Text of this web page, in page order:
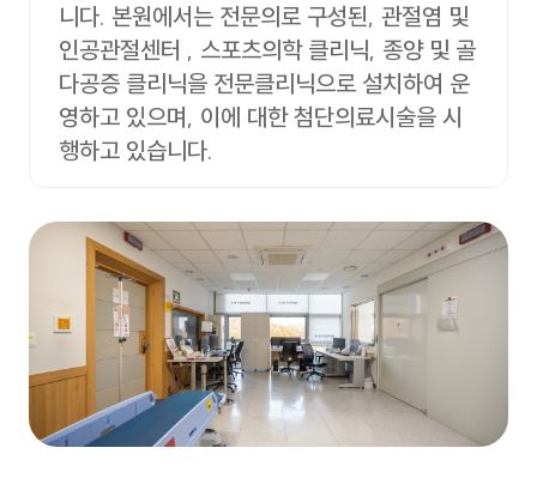
니다. 본원에서는 전문의로 구성된, 관절염 및
인공관절센터 , 스포츠의학 클리닉, 종양 및 골
다공증 클리닉을 전문클리닉으로 설치하여 운
영하고 있으며, 이에 대한 첨단의료시술을 시
행하고 있습니다.